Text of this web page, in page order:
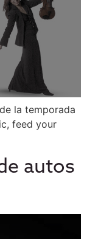
la temporada
feed your
autos